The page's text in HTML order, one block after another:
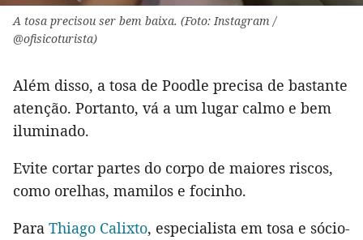
A tosa precisou ser bem baixa. (Foto: Instagram /
@ofisicoturista)
Além disso, a tosa de Poodle precisa de bastante
atenção. Portanto, vá a um lugar calmo e bem
iluminado.
Evite cortar partes do corpo de maiores riscos,
como orelhas, mamilos e focinho.
Para Thiago Calixto, especialista em tosa e sócio-